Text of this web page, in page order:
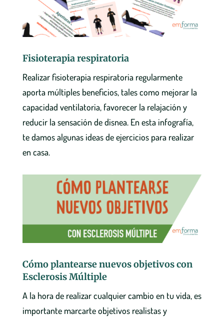
Fisioterapia respiratoria
Realizar fisioterapia respiratoria regularmente
aporta múltiples beneficios, tales como mejorar la
capacidad ventilatoria, favorecer la relajación y
reducir la sensación de disnea. En esta infografía,
te damos algunas ideas de ejercicios para realizar
en casa.
Cómo plantearse nuevos objetivos con
Esclerosis Múltiple
A la hora de realizar cualquier cambio en tu vida, es
importante marcarte objetivos realistas y